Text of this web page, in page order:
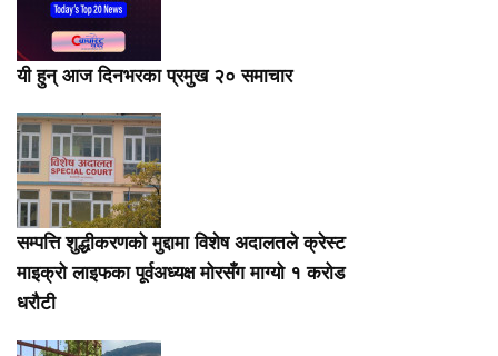
यी हुन् आज दिनभरका प्रमुख २० समाचार
सम्पत्ति शुद्धीकरणको मुद्दामा विशेष अदालतले क्रेस्ट
माइक्रो लाइफका पूर्वअध्यक्ष मोरसँग माग्यो १ करोड
धरौटी